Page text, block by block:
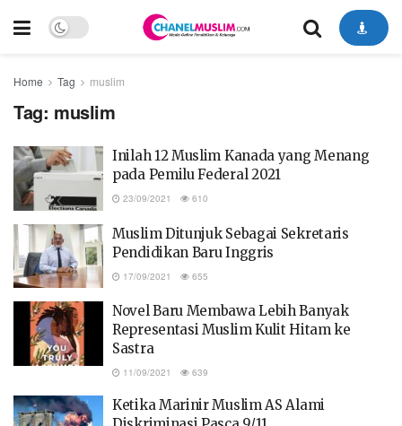
Home Tag muslim
Tag: muslim
Inilah 12 Muslim Kanada yang Menang
pada Pemilu Federal 2021
23/09/2021 610
Muslim Ditunjuk Sebagai Sekretaris
Pendidikan Baru Inggris
17/09/2021 655
Novel Baru Membawa Lebih Banyak
Representasi Muslim Kulit Hitam ke
Sastra
11/09/2021 639
Ketika Marinir Muslim AS Alami